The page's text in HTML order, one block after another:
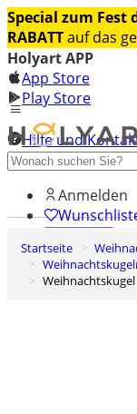
Special zum Fest
RABATTauf das
Holyart APP
App Store
Play Store
Hilfe und
Entdecken Sie
Anmelden
0
Warenkorb
Startseite